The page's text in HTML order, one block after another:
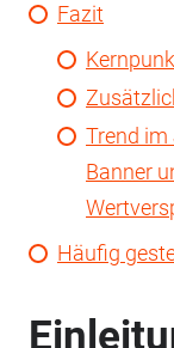
Fazit
Trend im
Banner
Häufig